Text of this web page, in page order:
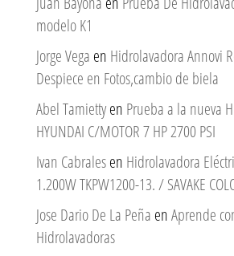
modelo K1
Jorge Vega en Hidrolavadora Annovi
Despiece en Fotos,cambio de biela
Abel Tamiettyen Prueba a la nueva
HYUNDAI C/MOTOR 7 HP 2700 PSI
Ivan Cabralesen Hidrolavadora
1.200W TKPW1200-13. / SAVAKE
Jose Dario De La Peña enAprende
Hidrolavadoras